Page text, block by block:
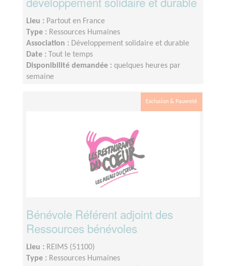
Lieu : Partout en France
Type : Ressources Humaines
Association : Développement solidaire et durable
Date :
Tout le temps
Disponibilité demandée : quelques heures par
semaine
Exclusion & Pauvreté
Bénévole Référent adjoint des
Ressources bénévoles
Lieu : REIMS (51100)
Type : Ressources Humaines